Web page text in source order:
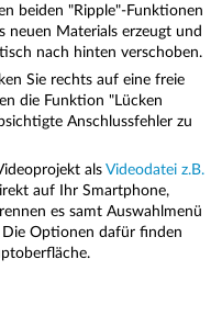
beiden "Ripple"-Funktionen
neuen Materials erzeugt und
nach hinten verschoben.
Sie rechts auf eine freie
die Funktion "Lücken
Anschlussfehler zu
als Videodatei z.B.
auf Ihr Smartphone,
es samt Auswahlmenü
Optionen dafür finden